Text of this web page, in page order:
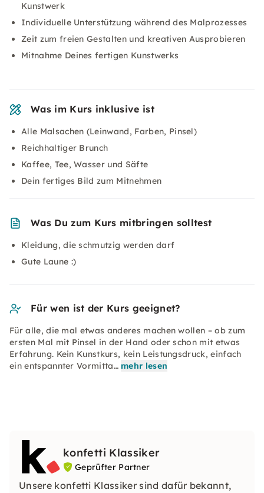
Kunstwerk
Individuelle Unterstützung während des Malprozesses
Zeit zum freien Gestalten und kreativen Ausprobieren
Mitnahme Deines fertigen Kunstwerks
Was im Kurs inklusive ist
Alle Malsachen (Leinwand, Farben, Pinsel)
Reichhaltiger Brunch
Kaffee, Tee, Wasser und Säfte
Dein fertiges Bild zum Mitnehmen
Was Du zum Kurs mitbringen solltest
Kleidung, die schmutzig werden darf
Gute Laune :)
Für wen ist der Kurs geeignet?
Für alle, die mal etwas anderes machen wollen – ob zum
ersten Mal mit Pinsel in der Hand oder schon mit etwas
Erfahrung. Kein Kunstkurs, kein Leistungsdruck, einfach
ein entspannter Vormitta… mehr lesen
konfetti Klassiker
Geprüfter Partner
Unsere konfetti Klassiker sind dafür bekannt,